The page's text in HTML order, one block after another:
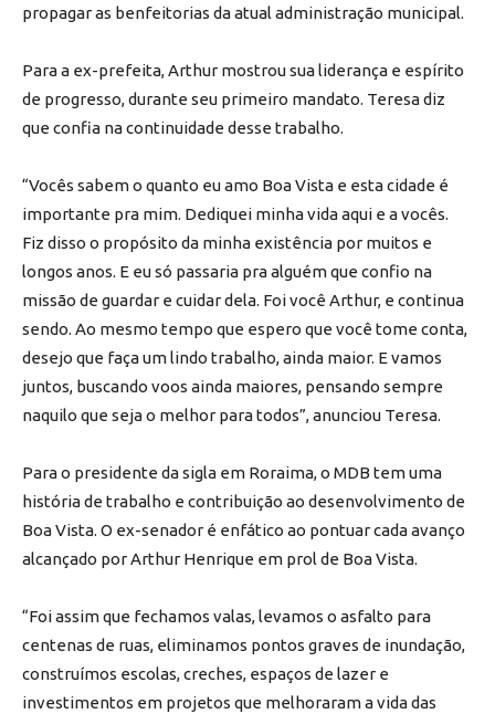
propagar as benfeitorias da atual administração municipal.
Para a ex-prefeita, Arthur mostrou sua liderança e espírito
de progresso, durante seu primeiro mandato. Teresa diz
que confia na continuidade desse trabalho.
“Vocês sabem o quanto eu amo Boa Vista e esta cidade é
importante pra mim. Dediquei minha vida aqui e a vocês.
Fiz disso o propósito da minha existência por muitos e
longos anos. E eu só passaria pra alguém que confio na
missão de guardar e cuidar dela. Foi você Arthur, e continua
sendo. Ao mesmo tempo que espero que você tome conta,
desejo que faça um lindo trabalho, ainda maior. E vamos
juntos, buscando voos ainda maiores, pensando sempre
naquilo que seja o melhor para todos”, anunciou Teresa.
Para o presidente da sigla em Roraima, o MDB tem uma
história de trabalho e contribuição ao desenvolvimento de
Boa Vista. O ex-senador é enfático ao pontuar cada avanço
alcançado por Arthur Henrique em prol de Boa Vista.
“Foi assim que fechamos valas, levamos o asfalto para
centenas de ruas, eliminamos pontos graves de inundação,
construímos escolas, creches, espaços de lazer e
investimentos em projetos que melhoraram a vida das